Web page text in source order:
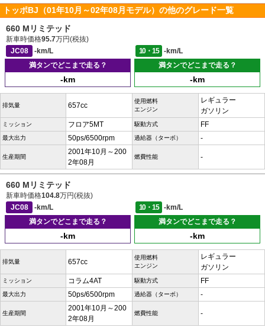
トッポBJ（01年10月～02年08月モデル）の他のグレード一覧
660 Mリミテッド
新車時価格95.7万円(税抜)
JC08
-km/L 10・15
-km/L
満タンでどこまで走る？
-km
満タンでどこまで走る？
-km
排気量 657cc
使用燃料
エンジン
レギュラー
ガソリン
ミッション フロア5MT 駆動方式 FF
最大出力 50ps/6500rpm 過給器（ターボ） -
生産期間
2001年10月～200
2年08月
燃費性能 -
660 Mリミテッド
新車時価格104.8万円(税抜)
JC08
-km/L 10・15
-km/L
満タンでどこまで走る？
-km
満タンでどこまで走る？
-km
排気量 657cc
使用燃料
エンジン
レギュラー
ガソリン
ミッション コラム4AT 駆動方式 FF
最大出力 50ps/6500rpm 過給器（ターボ） -
生産期間
2001年10月～200
2年08月
燃費性能 -